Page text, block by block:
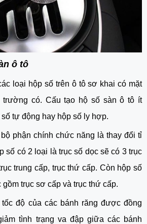
ô tô
loại hộp số trên ô tô sơ khai có mặt
trường có. Cấu tạo hộ số sàn ô tô ít
tự động hay hộp số ly hợp.
phận chính chức năng là thay đổi tỉ
số có 2 loại là trục số dọc sẽ có 3 trục
trung cấp, trục thứ cấp. Còn hộp số
gồm trục sơ cấp và trục thứ cấp.
độ của các bánh răng được đồng
tình trạng va đập giữa các bánh